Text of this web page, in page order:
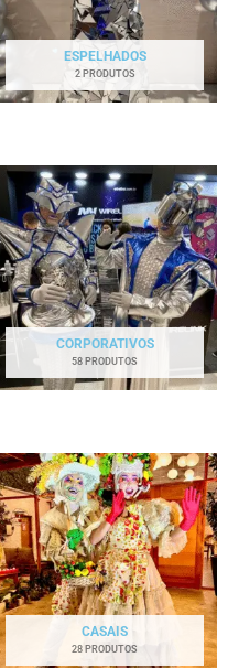
ESPELHADOS
2 PRODUTOS
CORPORATIVOS
58 PRODUTOS
CASAIS
28 PRODUTOS